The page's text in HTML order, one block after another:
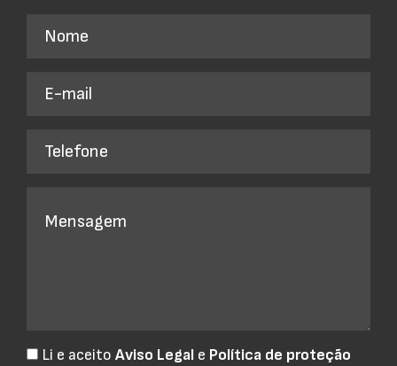
Li e aceito Aviso Legal e Política de proteção